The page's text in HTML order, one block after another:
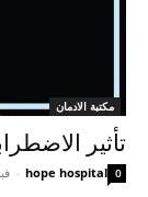
مكتبة الادمان
تأثير
hope hospital
- 0